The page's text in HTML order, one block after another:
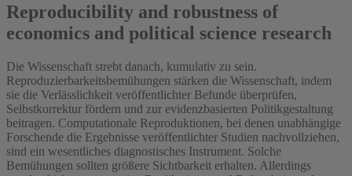
Reproducibility and robustness of
economics and political science research
Die Wissenschaft strebt danach, kumulativ zu sein.
Reproduzierbarkeitsbemühungen stärken die Wissenschaft, indem
sie die Verlässlichkeit veröffentlichter Befunde überprüfen,
Selbstkorrektur fördern und zur evidenzbasierten Politikgestaltung
beitragen. Computationale Reproduktionen, bei denen unabhängige
Forschende die Ergebnisse veröffentlichter Studien nachvollziehen,
sind ein wesentliches diagnostisches Instrument. Solche
Bemühungen sollten größere Sichtbarkeit erhalten. Allerdings